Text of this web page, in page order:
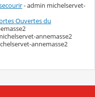
- admin michelservet-
Ouvertes du
annemasse2
annemasse2